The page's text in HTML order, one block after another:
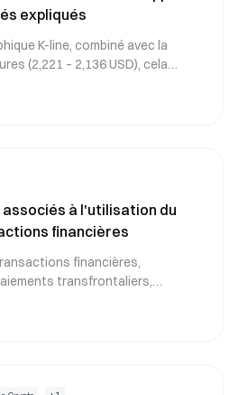
expliqués
K-line, combiné avec la
(2,221 – 2,136 USD), cela
les opportunités d'achat et de
à l'utilisation du
financières
financières,
transfrontaliers,
devraient être